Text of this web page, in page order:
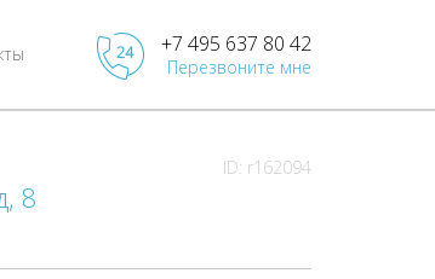
+7 495 637 80 42
Перезвоните мне
ID: r162094
8